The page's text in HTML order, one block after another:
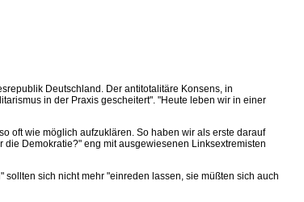
Deutschland. Der antitotalitäre Konsens, in
in der Praxis gescheitert". "Heute leben wir in einer
oft wie möglich aufzuklären. So haben wir als erste darauf
Demokratie?" eng mit ausgewiesenen Linksextremisten
sich nicht mehr "einreden lassen, sie müßten sich auch